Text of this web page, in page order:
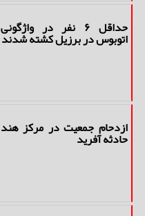
حداقل ۶ نفر در واژگونی
اتوبوس در برزیل کشته شدند
ازدحام جمعیت در مرکز هند
حادثه آفرید